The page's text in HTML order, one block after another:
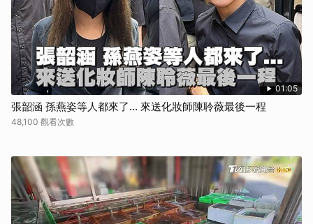
01:05
張韶涵 孫燕姿等人都來了... 來送化妝師陳聆薇最後一程
48,100 觀看次數